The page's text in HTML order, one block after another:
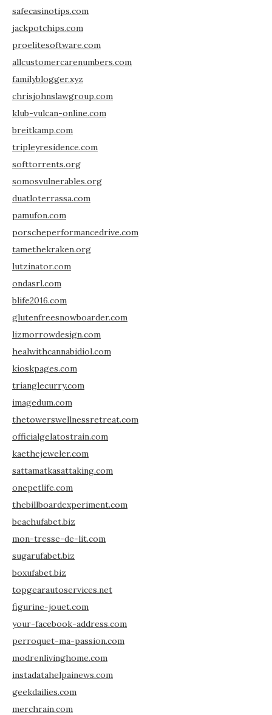
safecasinotips.com
jackpotchips.com
proelitesoftware.com
allcustomercarenumbers.com
familyblogger.xyz
chrisjohnslawgroup.com
klub-vulcan-online.com
breitkamp.com
tripleyresidence.com
softtorrents.org
somosvulnerables.org
duatloterrassa.com
pamufon.com
porscheperformancedrive.com
tamethekraken.org
lutzinator.com
ondasrl.com
blife2016.com
glutenfreesnowboarder.com
lizmorrowdesign.com
healwithcannabidiol.com
kioskpages.com
trianglecurry.com
imagedum.com
thetowerswellnessretreat.com
officialgelatostrain.com
kaethejeweler.com
sattamatkasattaking.com
onepetlife.com
thebillboardexperiment.com
beachufabet.biz
mon-tresse-de-lit.com
sugarufabet.biz
boxufabet.biz
topgearautoservices.net
figurine-jouet.com
your-facebook-address.com
perroquet-ma-passion.com
modrenlivinghome.com
instadatahelpainews.com
geekdailies.com
merchrain.com